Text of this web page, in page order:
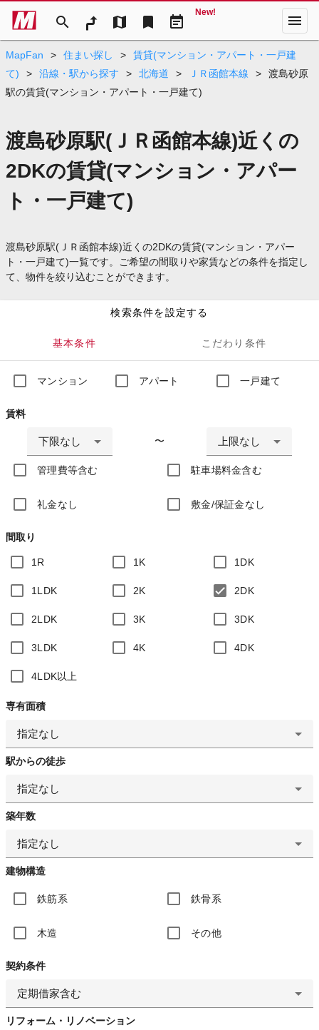
search map bookmark event_note
New! menu
MapFan > 住まい探し >
賃貸(マンション・アパート・一戸建
て)
> 沿線・駅から探す > 北海道 > ＪＲ函館本線 >
渡島砂原
駅の賃貸(マンション・アパート・一戸建て)
渡島砂原駅(ＪＲ函館本線)近くの
2DKの賃貸(マンション・アパー
ト・一戸建て)
渡島砂原駅(ＪＲ函館本線)近くの2DKの賃貸(マンション・アパー
ト・一戸建て)一覧です。ご希望の間取りや家賃などの条件を指定し
て、物件を絞り込むことができます。
検索条件を設定する
基本条件 こだわり条件
マンション アパート 一戸建て
賃料
下限なし 〜 上限なし
管理費等含む 駐車場料金含む
礼金なし 敷金/保証金なし
間取り
1R 1K 1DK
1LDK 2K 2DK
2LDK 3K 3DK
3LDK 4K 4DK
4LDK以上
専有面積
指定なし
駅からの徒歩
指定なし
築年数
指定なし
建物構造
鉄筋系 鉄骨系
木造 その他
契約条件
定期借家含む
リフォーム・リノベーション